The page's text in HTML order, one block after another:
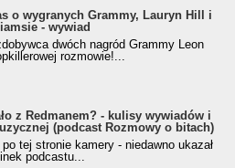
o wygranych Grammy, Lauryn Hill i
- wywiad
dwóch nagród Grammy Leon
rozmowie!...
z Redmanem? - kulisy wywiadów i
(podcast Rozmowy o bitach)
tej stronie kamery - niedawno ukazał
podcastu...